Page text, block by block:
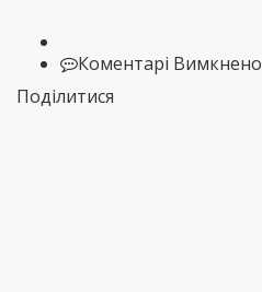
Коментарі Вимкнено
Поділитися